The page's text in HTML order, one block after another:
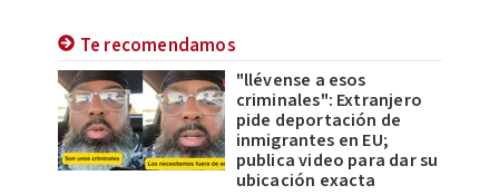
Te recomendamos
"llévense a esos
criminales": Extranjero
pide deportación de
inmigrantes en EU;
publica video para dar su
ubicación exacta